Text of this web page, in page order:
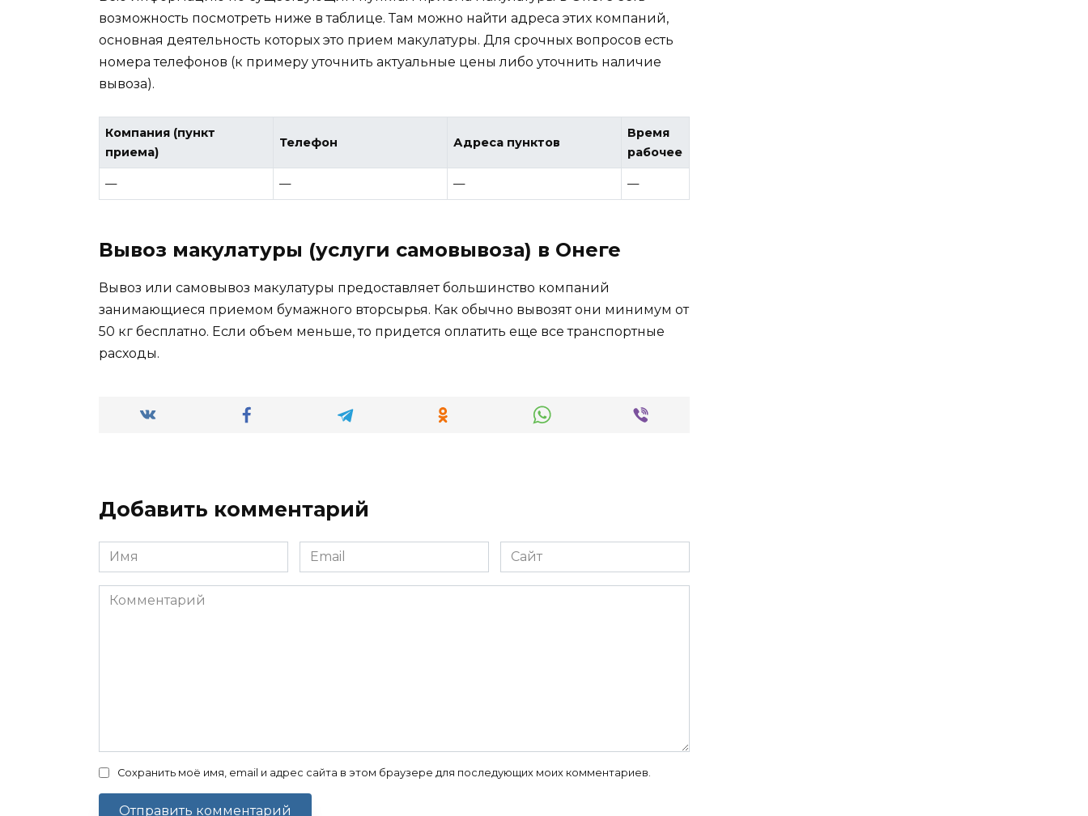
возможность посмотреть ниже в таблице. Там можно найти адреса этих компаний,
основная деятельность которых это прием макулатуры. Для срочных вопросов есть
номера телефонов (к примеру уточнить актуальные цены либо уточнить наличие
вывоза).
Компания (пункт
приема)
Телефон Адреса пунктов
Время
рабочее
— — — —
Вывоз макулатуры (услуги самовывоза) в Онеге
Вывоз или самовывоз макулатуры предоставляет большинство компаний
занимающиеся приемом бумажного вторсырья. Как обычно вывозят они минимум от
50 кг бесплатно. Если объем меньше, то придется оплатить еще все транспортные
расходы.
Добавить комментарий
Имя
*
Email
*
Сайт
Комментарий
Сохранить моё имя, email и адрес сайта в этом браузере для последующих моих комментариев.